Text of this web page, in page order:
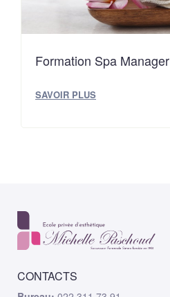
Formation Spa Manager
SAVOIR PLUS
CONTACTS